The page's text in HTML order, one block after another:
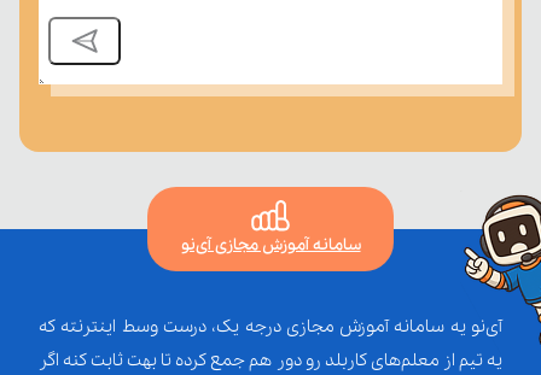
سامانه آموزش مجازی آی‌نو
آی‌نو یه سامانه آموزش مجازی درجه یک، درست وسط اینترنته که
یه تیم از معلم‌‌های کاربلد رو دور هم جمع کرده تا بهت ثابت کنه اگر